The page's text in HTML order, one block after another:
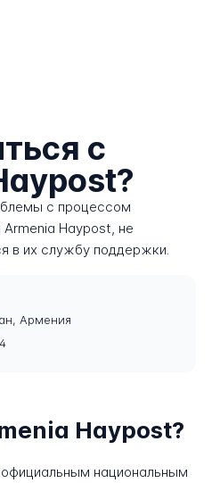
с
с процессом
Haypost, не
в их службу поддержки.
Армения
Haypost?
официальным национальным